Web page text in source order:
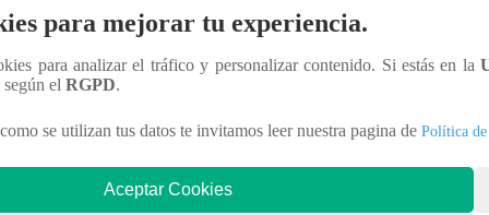
imaginó la mujer.
para mejorar tu experiencia.
para analizar el tráfico y personalizar contenido. Si estás en la
según el RGPD.
se utilizan tus datos te invitamos leer nuestra pagina de Política
Aceptar Cookies